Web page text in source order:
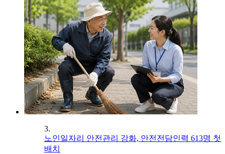
3.
노인일자리 안전관리 강화, 안전전담인력 613명 첫
배치